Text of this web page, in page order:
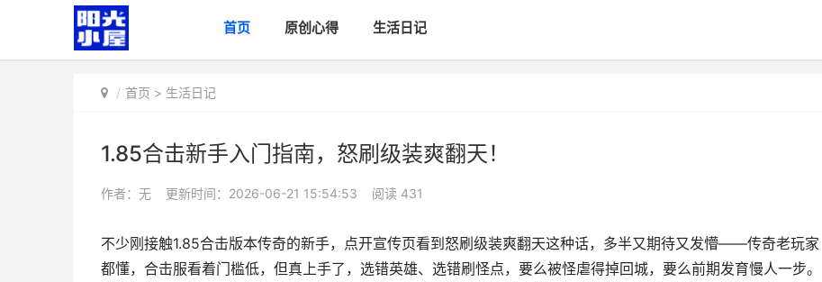
首页 原创心得 生活日记
首页 > 生活日记
1.85合击新手入门指南，怒刷级装爽翻天！
作者：无 更新时间：2026-06-21 15:54:53 阅读 431
不少刚接触1.85合击版本传奇的新手，点开宣传页看到怒刷级装爽翻天这种话，多半又期待又发懵——传奇老玩家
都懂，合击服看着门槛低，但真上手了，选错英雄、选错刷怪点，要么被怪虐得掉回城，要么前期发育慢人一步。